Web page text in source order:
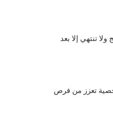
تنتهي إلا بعد
تعزز من فرص